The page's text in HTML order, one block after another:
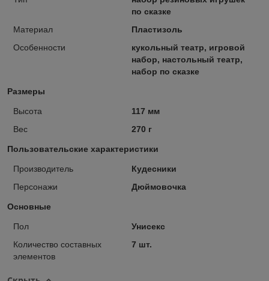
по сказке
Материал
Пластизоль
Особенности
кукольный театр, игровой
набор, настольный театр,
набор по сказке
Размеры
Высота
117 мм
Вес
270 г
Пользовательские характеристики
Производитель
Кудесники
Персонажи
Дюймовочка
Основные
Пол
Унисекс
Количество составных
элементов
7 шт.